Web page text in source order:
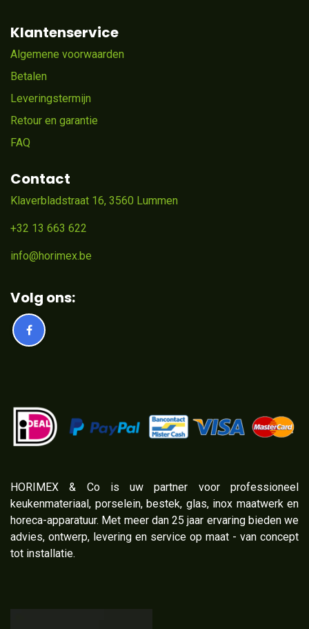
Klantenservice
Algemene voorwaarden
Betalen
Leveringstermijn
Retour en garantie
FAQ
Contact
Klaverbladstraat 16, 3560 Lummen
+32 13 663 622
info@horimex.be
Volg ons:
​HORIMEX & Co is uw partner voor professioneel
keukenmateriaal, porselein, bestek, glas, inox maatwerk en
horeca-apparatuur. Met meer dan 25 jaar ervaring bieden we
advies, ontwerp, levering en service op maat - van concept
tot installatie.